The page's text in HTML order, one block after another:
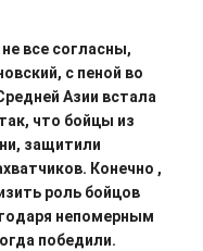
все согласны,
с пеной во
Азии встала
что бойцы из
защитили
Конечно ,
роль бойцов
непомерным
победили.